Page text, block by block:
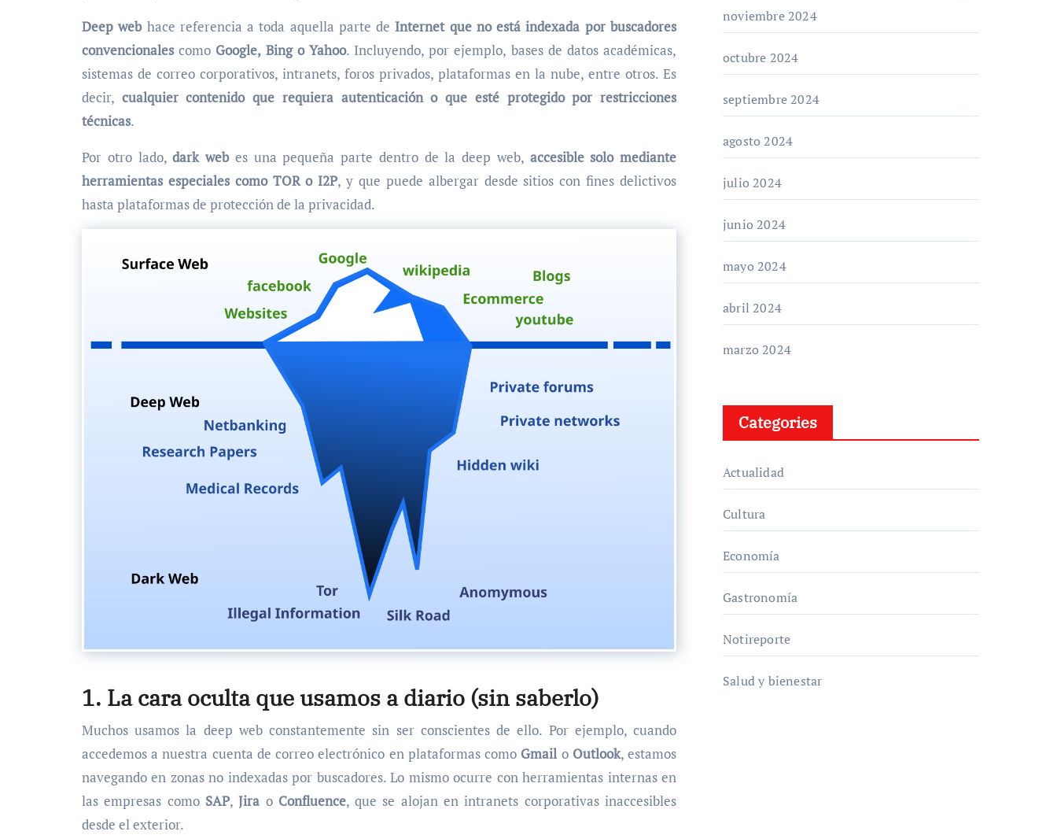
Deep webhace referencia a toda aquella parte deInternet que no está indexada por buscadores
convencionalescomo Google, Bing o Yahoo. Incluyendo, por ejemplo, bases de datos académicas,
sistemas de correo corporativos, intranets, foros privados, plataformas en la nube, entre otros. Es
decir, cualquier contenido que requiera autenticación o que esté protegido por restricciones
técnicas.
Por otro lado,dark webes una pequeña parte dentro de la deep web, accesible solo mediante
herramientas especiales como TOR o I2P, y que puede albergar desde sitios con fines delictivos
hasta plataformas de protección de la privacidad.
1. La cara oculta que usamos a diario (sin saberlo)
Muchos usamos la deep web constantemente sin ser conscientes de ello. Por ejemplo, cuando
accedemos a nuestra cuenta de correo electrónico en plataformas como Gmail o Outlook, estamos
navegando en zonas no indexadas por buscadores. Lo mismo ocurre con herramientas internas en
las empresas como SAP,Jira o Confluence, que se alojan en intranets corporativas inaccesibles
desde el exterior.
noviembre 2024
octubre 2024
septiembre 2024
agosto 2024
julio 2024
junio 2024
mayo 2024
abril 2024
marzo 2024
Categories
Actualidad
Cultura
Economía
Gastronomía
Notireporte
Salud y bienestar